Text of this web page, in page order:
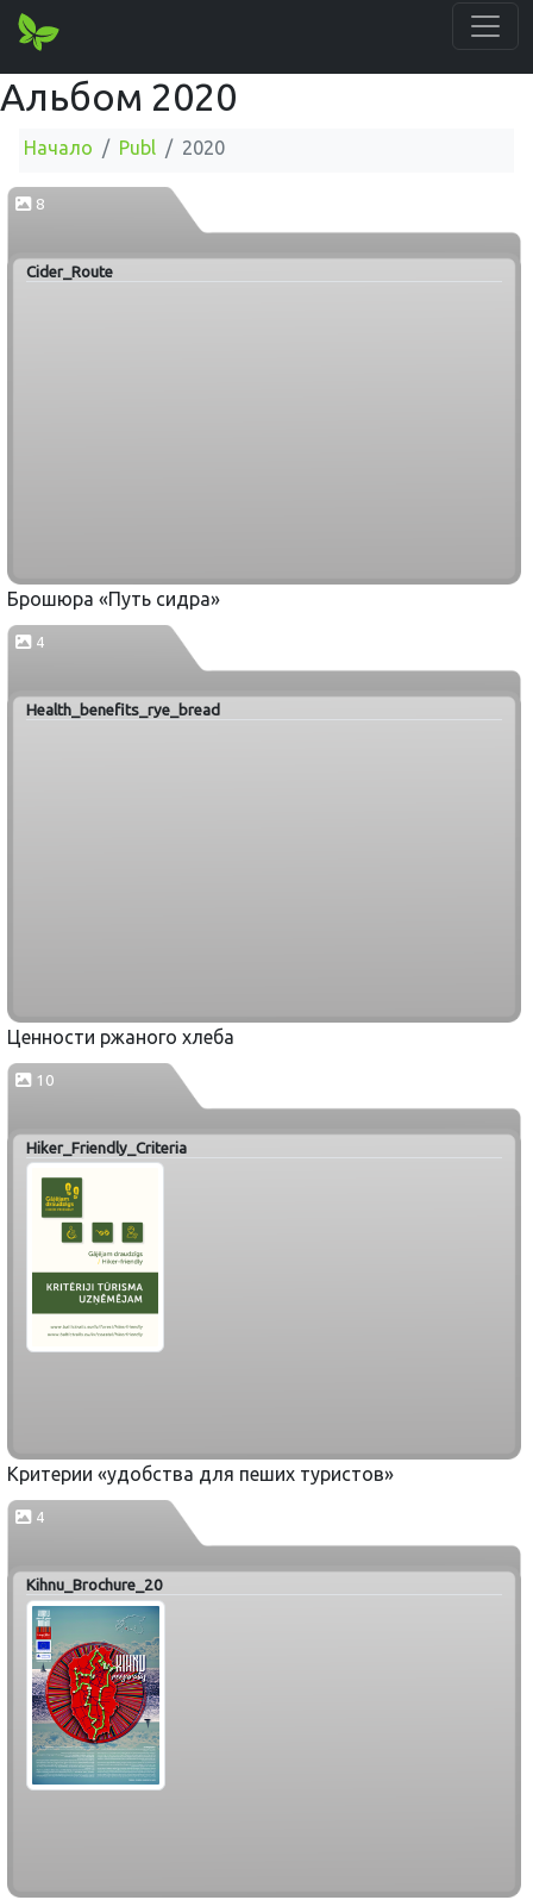
Альбом 2020
Начало Publ 2020
8
Cider_Route
Брошюра «Путь сидра»
4
Health_benefits_rye_bread
Ценности ржаного хлеба
10
Hiker_Friendly_Criteria
Критерии «удобства для пеших туристов»
4
Kihnu_Brochure_20